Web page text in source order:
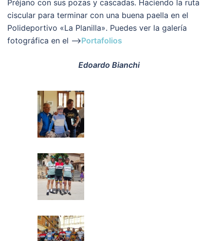
Préjano con sus pozas y cascadas. Haciendo la ruta
ciscular para terminar con una buena paella en el
Polideportivo «La Planilla». Puedes ver la galería
fotográfica en el –>Portafolios
Edoardo Bianchi